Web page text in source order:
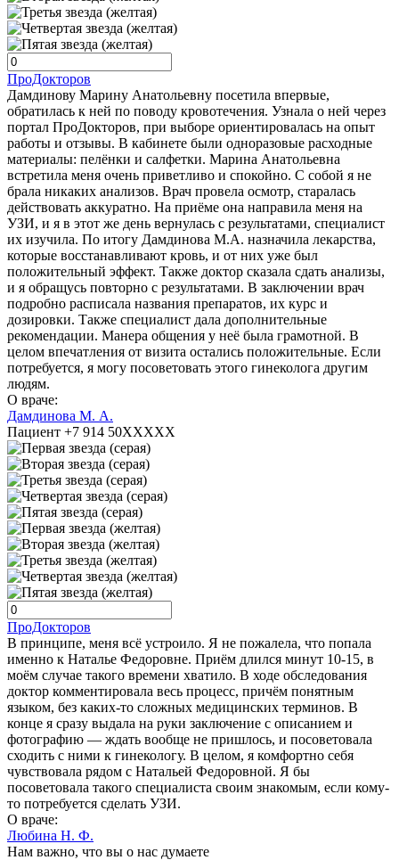
ПроДокторов
Дамдинову Марину Анатольевну посетила впервые,
обратилась к ней по поводу кровотечения. Узнала о ней через
портал ПроДокторов, при выборе ориентировалась на опыт
работы и отзывы. В кабинете были одноразовые расходные
материалы: пелёнки и салфетки. Марина Анатольевна
встретила меня очень приветливо и спокойно. С собой я не
брала никаких анализов. Врач провела осмотр, старалась
действовать аккуратно. На приёме она направила меня на
УЗИ, и я в этот же день вернулась с результатами, специалист
их изучила. По итогу Дамдинова М.А. назначила лекарства,
которые восстанавливают кровь, и от них уже был
положительный эффект. Также доктор сказала сдать анализы,
и я обращусь повторно с результатами. В заключении врач
подробно расписала названия препаратов, их курс и
дозировки. Также специалист дала дополнительные
рекомендации. Манера общения у неё была грамотной. В
целом впечатления от визита остались положительные. Если
потребуется, я могу посоветовать этого гинеколога другим
людям.
О враче:
Дамдинова М. А.
Пациент +7 914 50XXXXX
ПроДокторов
В принципе, меня всё устроило. Я не пожалела, что попала
именно к Наталье Федоровне. Приём длился минут 10-15, в
моём случае такого времени хватило. В ходе обследования
доктор комментировала весь процесс, причём понятным
языком, без каких-то сложных медицинских терминов. В
конце я сразу выдала на руки заключение с описанием и
фотографию — ждать вообще не пришлось, и посоветовала
сходить с ними к гинекологу. В целом, я комфортно себя
чувствовала рядом с Натальей Федоровной. Я бы
посоветовала такого специалиста своим знакомым, если кому-
то потребуется сделать УЗИ.
О враче:
Любина Н. Ф.
Нам важно, что вы о нас думаете